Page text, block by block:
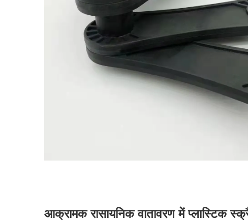
आक्रामक रासायनिक वातावरण में प्लास्टिक